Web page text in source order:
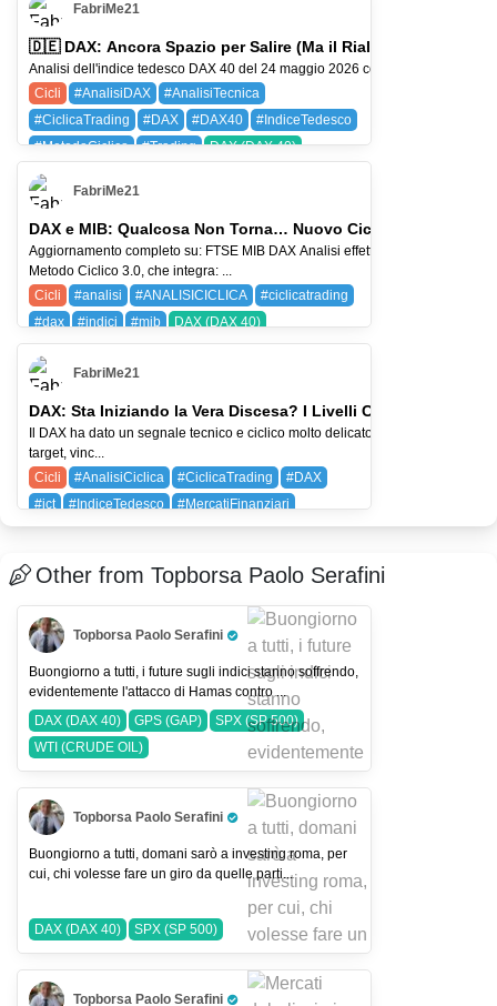
FabriMe21
🇩🇪 DAX: Ancora Spazio per Salire (Ma il Rialzo ha una
Analisi dell'indice tedesco DAX 40 del 24 maggio 2026 con Metodo Ciclico
Cicli
#AnalisiDAX
#AnalisiTecnica
#CiclicaTrading
#DAX #DAX40
#IndiceTedesco
#MetodoCiclico
#Trading
DAX (DAX 40)
SPX (SP 500)
FabriMe21
DAX e MIB: Qualcosa Non Torna… Nuovo Ciclo o Trappola?
Aggiornamento completo su: FTSE MIB DAX Analisi effettuata con il
Metodo Ciclico 3.0, che integra: ...
Cicli
#analisi #ANALISICICLICA
#ciclicatrading
#dax
#indici #mib
DAX (DAX 40)
FIB (FTSE MIB)
SQ (BLOCK)
WTI (CRUDE OIL)
FabriMe21
DAX: Sta Iniziando la Vera Discesa? I Livelli Ciclici da
Il DAX ha dato un segnale tecnico e ciclico molto delicato. In questo video
target, vinc...
Cicli
#AnalisiCiclica #CiclicaTrading
#DAX
#ict
#IndiceTedesco
#MercatiFinanziari
#MetodoCiclico3_0
#PriceAction DAX (DAX 40)
Other from Topborsa Paolo Serafini
Topborsa Paolo Serafini
Pro Trader
Buongiorno a tutti, i future sugli indici stanno soffrendo,
evidentemente l'attacco di Hamas contro ...
DAX (DAX 40)
GPS (GAP)
SPX (SP 500)
WTI (CRUDE OIL)
Topborsa Paolo Serafini
Pro Trader
Buongiorno a tutti, domani sarò a investing roma, per
cui, chi volesse fare un giro da quelle parti...
DAX (DAX 40) SPX (SP 500)
Topborsa Paolo Serafini